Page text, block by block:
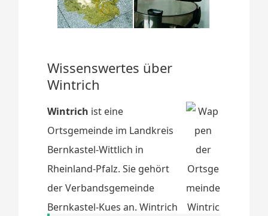
Wissenswertes über
Wintrich
Wintrich ist eine
Ortsgemeinde im Landkreis
Bernkastel-Wittlich in
Rheinland-Pfalz. Sie gehört
der Verbandsgemeinde
Bernkastel-Kues an. Wintrich